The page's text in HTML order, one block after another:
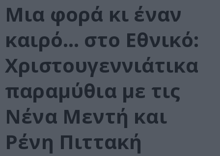
Μια φορά κι έναν
καιρό… στο Εθνικό:
Χριστουγεννιάτικα
παραμύθια με τις
Νένα Μεντή και
Ρένη Πιττακή